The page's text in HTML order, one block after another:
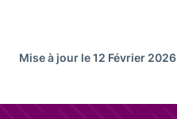
Mise à jour le 12 Février 2026